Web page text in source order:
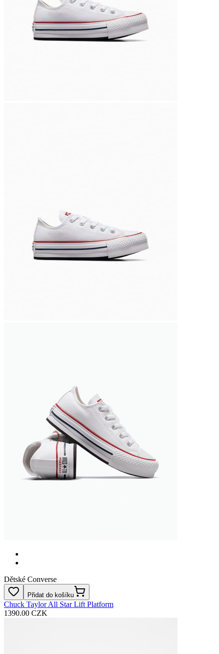
Dětské Converse
Přidat do košíku
Chuck Taylor All Star Lift Platform
1390.00 CZK